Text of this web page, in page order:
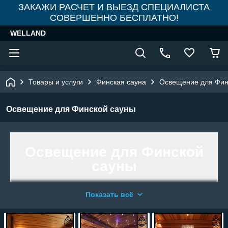
ЗАКАЖИ РАСЧЕТ И ВЫЕЗД СПЕЦИАЛИСТА
СОВЕРШЕННО БЕСПЛАТНО!
WELLAND
Товары и услуги Финская сауна Освещение для
Освещение для Финской сауны
источник света, но и один из способов
создать состояние релакса и покоя.
Показать всё